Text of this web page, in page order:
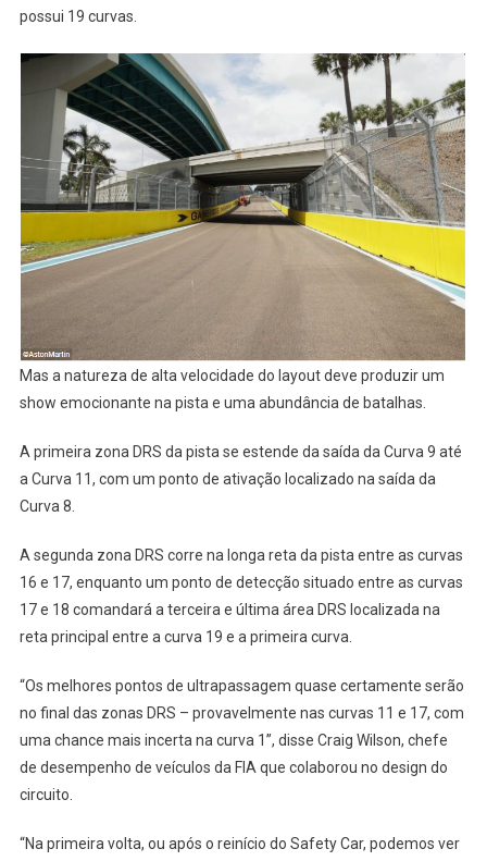
possui 19 curvas.
Mas a natureza de alta velocidade do layout deve produzir um
show emocionante na pista e uma abundância de batalhas.
A primeira zona DRS da pista se estende da saída da Curva 9 até
a Curva 11, com um ponto de ativação localizado na saída da
Curva 8.
A segunda zona DRS corre na longa reta da pista entre as curvas
16 e 17, enquanto um ponto de detecção situado entre as curvas
17 e 18 comandará a terceira e última área DRS localizada na
reta principal entre a curva 19 e a primeira curva.
“Os melhores pontos de ultrapassagem quase certamente serão
no final das zonas DRS – provavelmente nas curvas 11 e 17, com
uma chance mais incerta na curva 1”, disse Craig Wilson, chefe
de desempenho de veículos da FIA que colaborou no design do
circuito.
“Na primeira volta, ou após o reinício do Safety Car, podemos ver